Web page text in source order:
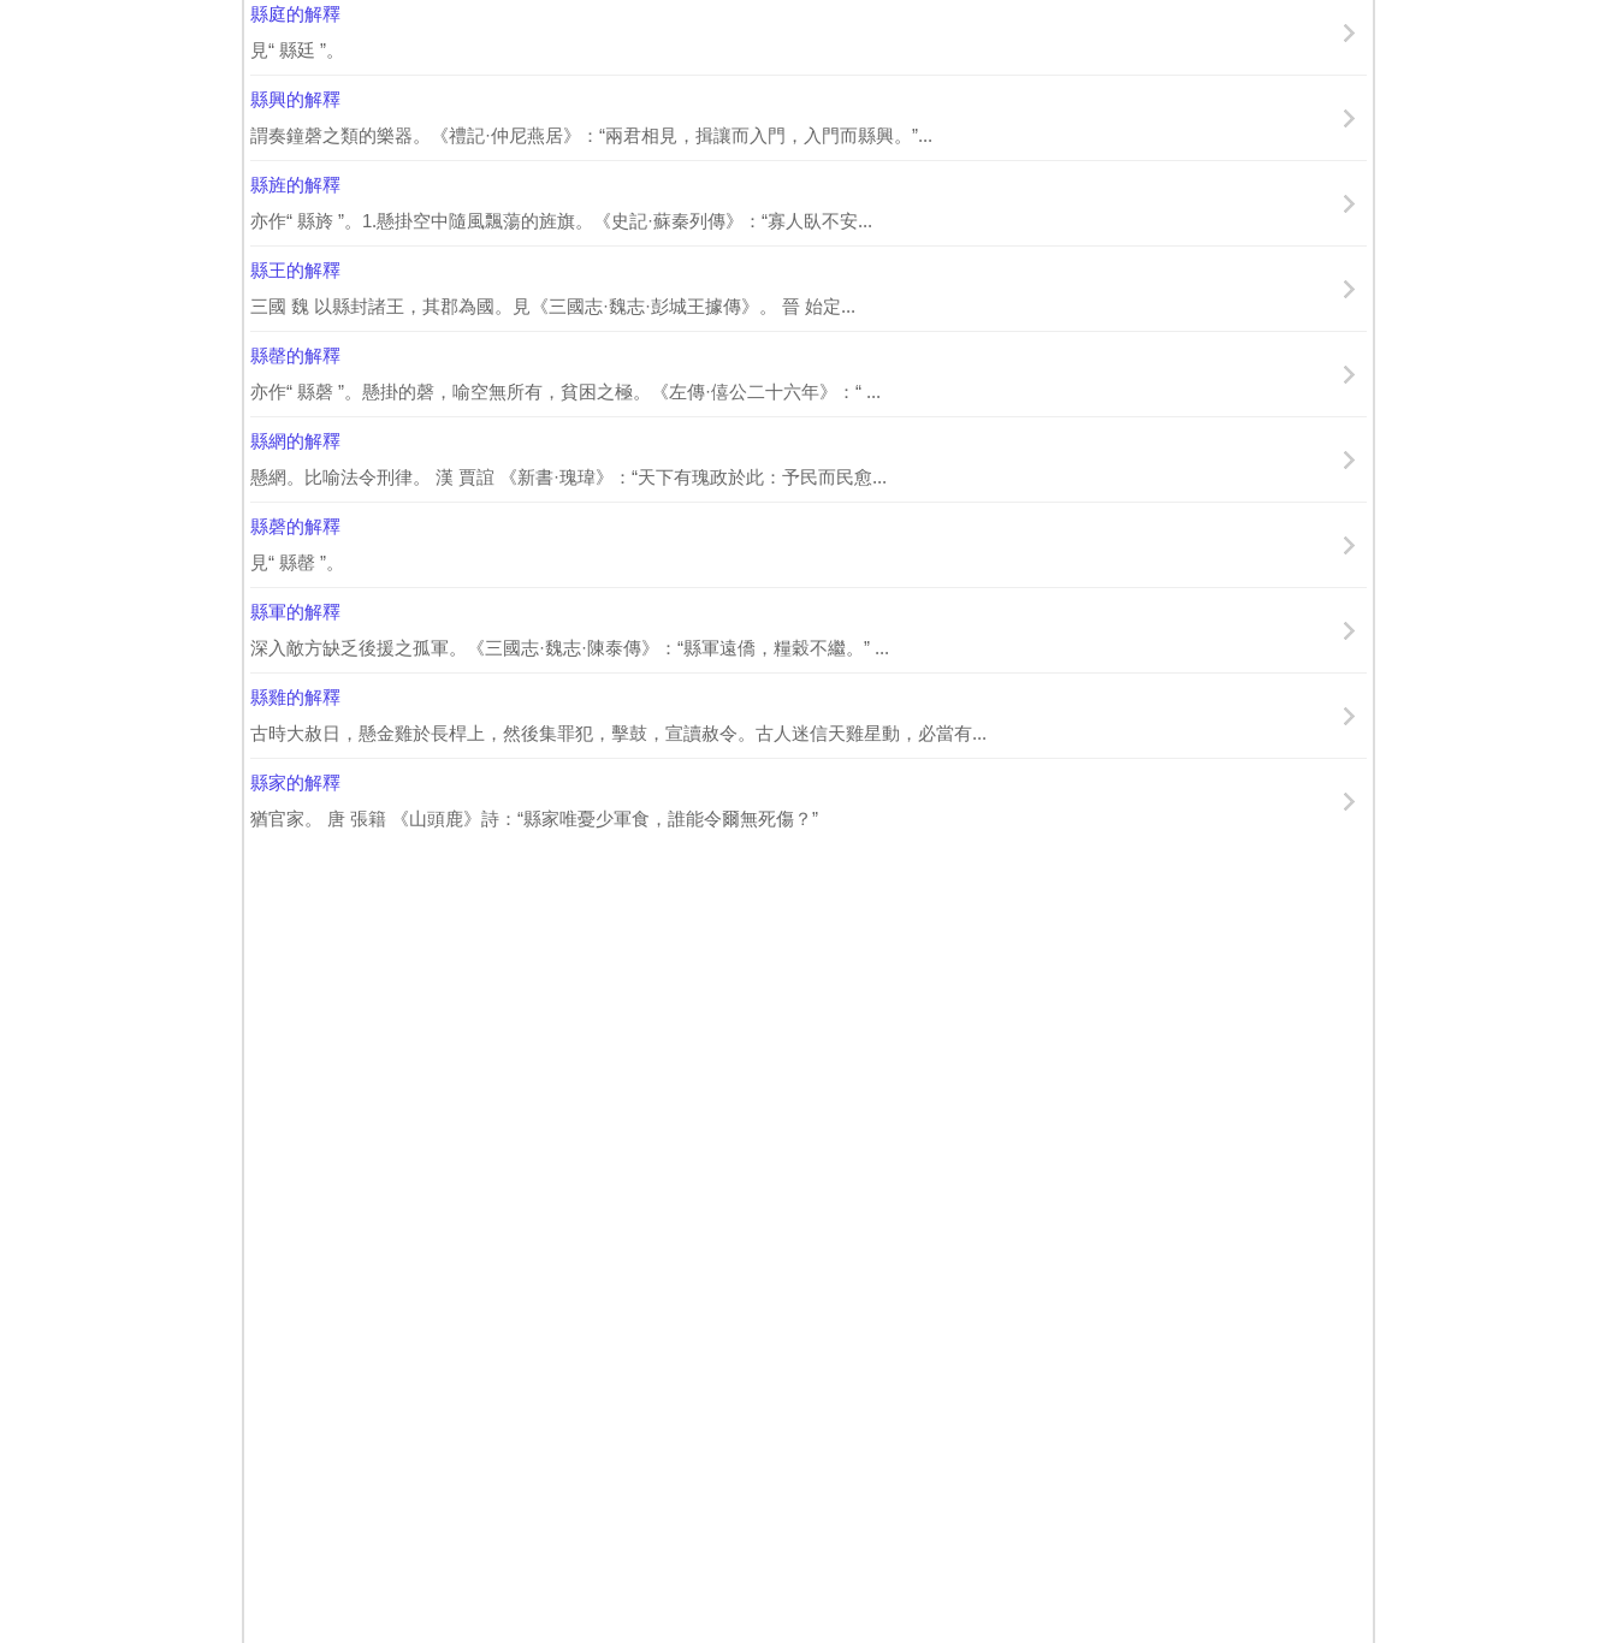
縣庭的解釋
見“ 縣廷 ”。
縣興的解釋
謂奏鐘磬之類的樂器。《禮記·仲尼燕居》：“兩君相見，揖讓而入門，入門而縣興。”...
縣旌的解釋
亦作“ 縣旍 ”。1.懸掛空中隨風飄蕩的旌旗。《史記·蘇秦列傳》：“寡人臥不安...
縣王的解釋
三國 魏 以縣封諸王，其郡為國。見《三國志·魏志·彭城王據傳》。 晉 始定...
縣罄的解釋
亦作“ 縣磬 ”。懸掛的磬，喻空無所有，貧困之極。《左傳·僖公二十六年》：“ ...
縣網的解釋
懸網。比喻法令刑律。 漢 賈誼 《新書·瑰瑋》：“天下有瑰政於此：予民而民愈...
縣磬的解釋
見“ 縣罄 ”。
縣軍的解釋
深入敵方缺乏後援之孤軍。《三國志·魏志·陳泰傳》：“縣軍遠僑，糧穀不繼。” ...
縣雞的解釋
古時大赦日，懸金雞於長桿上，然後集罪犯，擊鼓，宣讀赦令。古人迷信天雞星動，必當有...
縣家的解釋
猶官家。 唐 張籍 《山頭鹿》詩：“縣家唯憂少軍食，誰能令爾無死傷？”